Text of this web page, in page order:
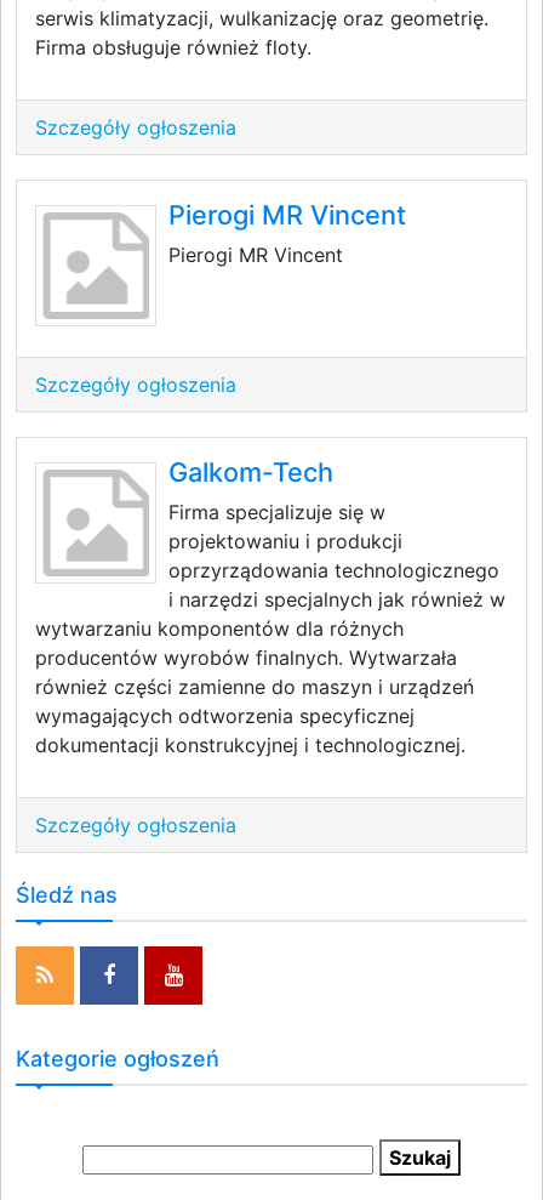
serwis klimatyzacji, wulkanizację oraz geometrię.
Firma obsługuje również floty.
Szczegóły ogłoszenia
Pierogi MR Vincent
Pierogi MR Vincent
Szczegóły ogłoszenia
Galkom-Tech
Firma specjalizuje się w
projektowaniu i produkcji
oprzyrządowania technologicznego
i narzędzi specjalnych jak również w
wytwarzaniu komponentów dla różnych
producentów wyrobów finalnych. Wytwarzała
również części zamienne do maszyn i urządzeń
wymagających odtworzenia specyficznej
dokumentacji konstrukcyjnej i technologicznej.
Szczegóły ogłoszenia
Śledź nas
Kategorie ogłoszeń